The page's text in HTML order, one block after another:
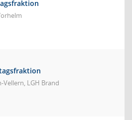
Vellern, LGH Brand